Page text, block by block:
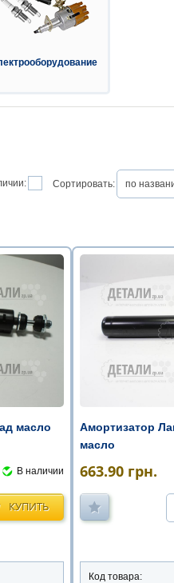
Сортировать: по
масло
В наличии
КУПИТЬ
Амортизатор
масло
663.90 грн.
Код товара: